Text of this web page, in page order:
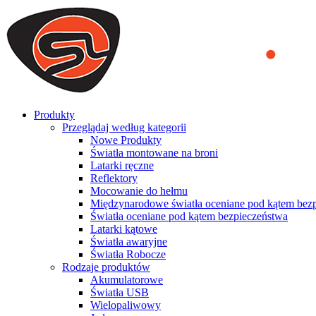
We use cookies to ensure that we provide you the best experience
you a better experience. To learn more or to find out how you can
ACCEPT AND CLOSE
Produkty
Przeglądaj według kategorii
Nowe Produkty
Światła montowane na broni
Latarki ręczne
Reflektory
Mocowanie do hełmu
Międzynarodowe światła oceniane pod kątem
Światła oceniane pod kątem bezpieczeństwa
Latarki kątowe
Światła awaryjne
Światła Robocze
Rodzaje produktów
Akumulatorowe
Światła USB
Wielopaliwowy